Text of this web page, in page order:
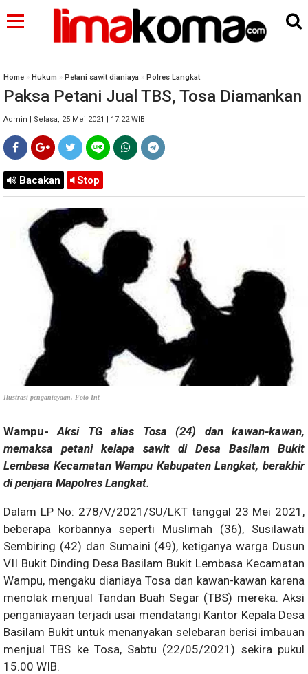
Home » Hukum » Petani sawit dianiaya » Polres Langkat
Paksa Petani Jual TBS, Tosa Diamankan
Admin | Selasa, 25 Mei 2021 | 17.22 WIB
Bacakan Stop
Ilustrasi penganiayaan. Foto Int
Wampu- Aksi TG alias Tosa (24) dan kawan-kawan,
memaksa petani kelapa sawit di Desa Basilam Bukit
Lembasa Kecamatan Wampu Kabupaten Langkat, berakhir
di penjara Mapolres Langkat.
Dalam LP No: 278/V/2021/SU/LKT tanggal 23 Mei 2021,
beberapa korbannya seperti Muslimah (36), Susilawati
Sembiring (42) dan Sumaini (49), ketiganya warga Dusun
VII Bukit Dinding Desa Basilam Bukit Lembasa Kecamatan
Wampu, mengaku dianiaya Tosa dan kawan-kawan karena
menolak menjual Tandan Buah Segar (TBS) mereka. Aksi
penganiayaan terjadi usai mendatangi Kantor Kepala Desa
Basilam Bukit untuk menanyakan selebaran berisi imbauan
menjual TBS ke Tosa, Sabtu (22/05/2021) sekira pukul
15.00 WIB.